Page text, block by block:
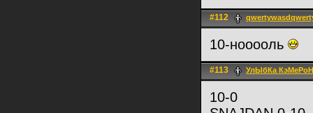
#112
10-нооооль
#113 УлЫбКа
10-0